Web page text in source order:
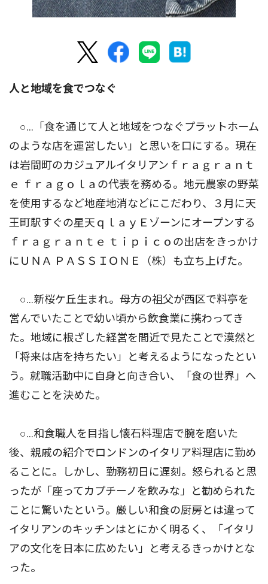
人と地域を食でつなぐ
○…「食を通じて人と地域をつなぐプラットホーム
のような店を運営したい」と思いを口にする。現在
は岩間町のカジュアルイタリアンｆｒａｇｒａｎｔ
ｅ ｆｒａｇｏｌａの代表を務める。地元農家の野菜
を使用するなど地産地消などにこだわり、３月に天
王町駅すぐの星天ｑｌａｙＥゾーンにオープンする
ｆｒａｇｒａｎｔｅ ｔｉｐｉｃｏの出店をきっかけ
にＵＮＡ ＰＡＳＳＩＯＮＥ（株）も立ち上げた。
○…新桜ケ丘生まれ。母方の祖父が西区で料亭を
営んでいたことで幼い頃から飲食業に携わってき
た。地域に根ざした経営を間近で見たことで漠然と
「将来は店を持ちたい」と考えるようになったとい
う。就職活動中に自身と向き合い、「食の世界」へ
進むことを決めた。
○…和食職人を目指し懐石料理店で腕を磨いた
後、親戚の紹介でロンドンのイタリア料理店に勤め
ることに。しかし、勤務初日に遅刻。怒られると思
ったが「座ってカプチーノを飲みな」と勧められた
ことに驚いたという。厳しい和食の厨房とは違って
イタリアンのキッチンはとにかく明るく、「イタリ
アの文化を日本に広めたい」と考えるきっかけとな
った。